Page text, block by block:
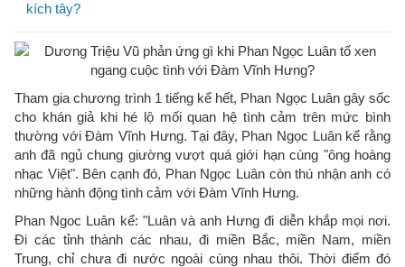
kích tây?
Tham gia chương trình 1 tiếng kể hết, Phan Ngọc Luân gây sốc
cho khán giả khi hé lộ mối quan hệ tình cảm trên mức bình
thường với Đàm Vĩnh Hưng. Tại đây, Phan Ngọc Luân kể rằng
anh đã ngủ chung giường vượt quá giới hạn cùng "ông hoàng
nhạc Việt". Bên cạnh đó, Phan Ngọc Luân còn thú nhận anh có
những hành động tình cảm với Đàm Vĩnh Hưng.
Phan Ngoc Luân kể: "Luân và anh Hưng đi diễn khắp mọi nơi.
Đi các tỉnh thành các nhau, đi miền Bắc, miền Nam, miền
Trung, chỉ chưa đi nước ngoài cùng nhau thôi. Thời điểm đó